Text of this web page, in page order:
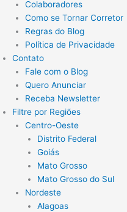
Colaboradores
Como se Tornar Corretor
Regras do Blog
Política de Privacidade
Contato
Fale com o Blog
Quero Anunciar
Receba Newsletter
Filtre por Regiões
Centro-Oeste
Distrito Federal
Goiás
Mato Grosso
Mato Grosso do Sul
Nordeste
Alagoas